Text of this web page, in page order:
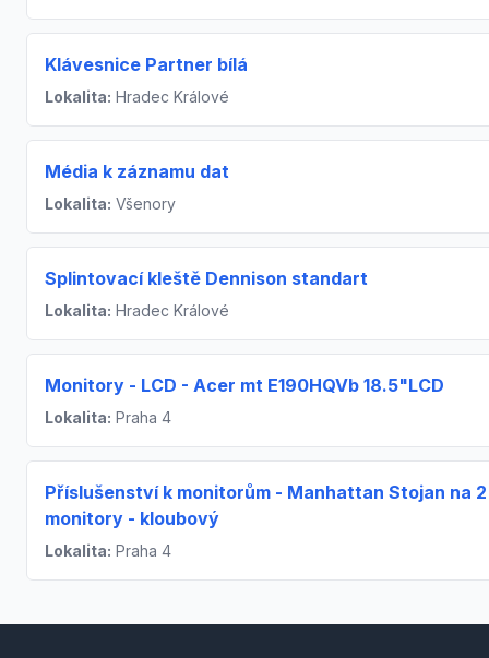
Klávesnice Partner bílá
Lokalita: Hradec Králové
Média k záznamu dat
Lokalita: Všenory
Splintovací kleště Dennison standart
Lokalita: Hradec Králové
Monitory - LCD - Acer mt E190HQVb 18.5"LCD
Lokalita: Praha 4
Příslušenství k monitorům - Manhattan Stojan na 2
monitory - kloubový
Lokalita: Praha 4